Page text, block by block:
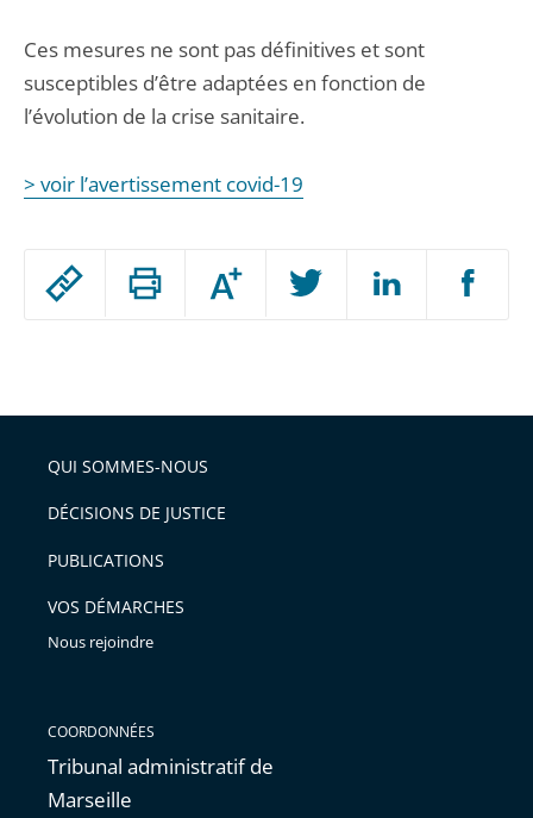
Passer
arriver
après
Augmenter
ou
l'article
pour
avant
Ces mesures ne sont pas définitives et sont
susceptibles d’être adaptées en fonction de
l’évolution de la crise sanitaire.
> voir l’avertissement covid-19
QUI SOMMES-NOUS
DÉCISIONS DE JUSTICE
PUBLICATIONS
VOS DÉMARCHES
Nous rejoindre
COORDONNÉES
Tribunal administratif de
Marseille